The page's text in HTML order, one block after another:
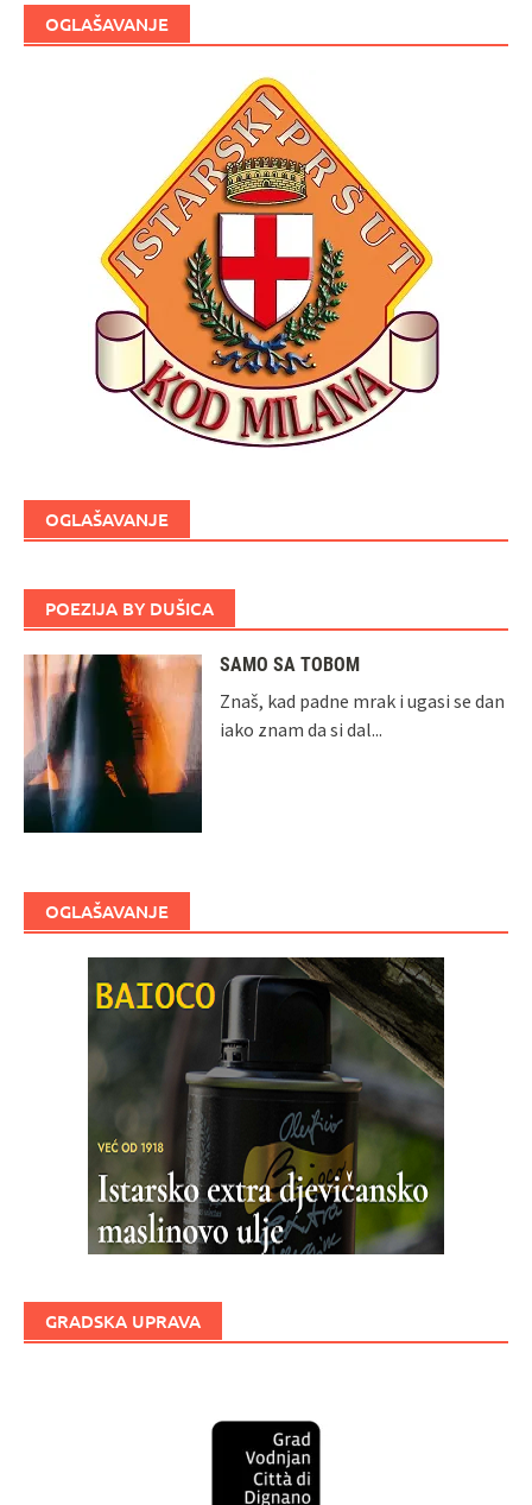
OGLAŠAVANJE
OGLAŠAVANJE
POEZIJA BY DUŠICA
SAMO SA TOBOM
Znaš, kad padne mrak i ugasi se dan
iako znam da si dal...
OGLAŠAVANJE
GRADSKA UPRAVA